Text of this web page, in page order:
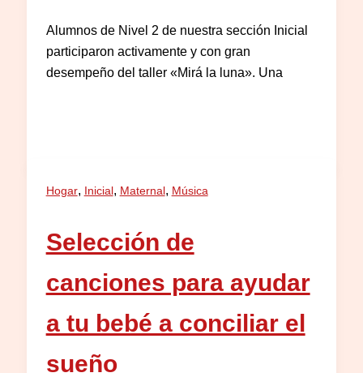
Alumnos de Nivel 2 de nuestra sección Inicial
participaron activamente y con gran
desempeño del taller «Mirá la luna». Una
Hogar, Inicial, Maternal, Música
Selección de
canciones para ayudar
a tu bebé a conciliar el
sueño